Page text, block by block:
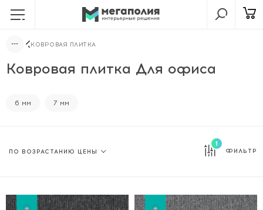
КОВРОВАЯ ПЛИТКА
Ковровая плитка Для офиса
6 мм 7 мм
1
ФИЛЬТР